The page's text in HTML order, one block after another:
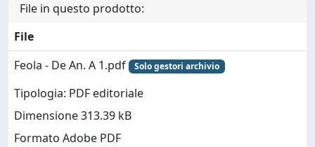
File in questo prodotto:
File
Feola - De An. A 1.pdf
Solo gestori archivio
Tipologia: PDF editoriale
Dimensione 313.39 kB
Formato Adobe PDF